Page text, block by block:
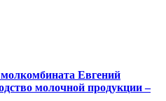
Евгений
молочной продукции –